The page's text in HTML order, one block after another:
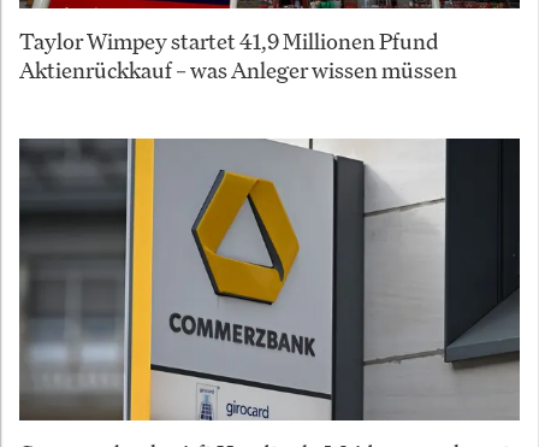
Taylor Wimpey startet 41,9 Millionen Pfund
Aktienrückkauf – was Anleger wissen müssen